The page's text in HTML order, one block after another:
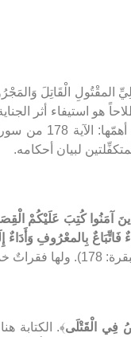
الْقَاتِلَ
هو استيفاء أثر
لبيان أحكامه.
آمَنُوا كُتِبَ عَلَيْكُمْ
بِالمعْرُوفِ
نبحث عن كلٍّ منها على حِدَة.
فِي الْقَتْلَى﴾. الكتابة